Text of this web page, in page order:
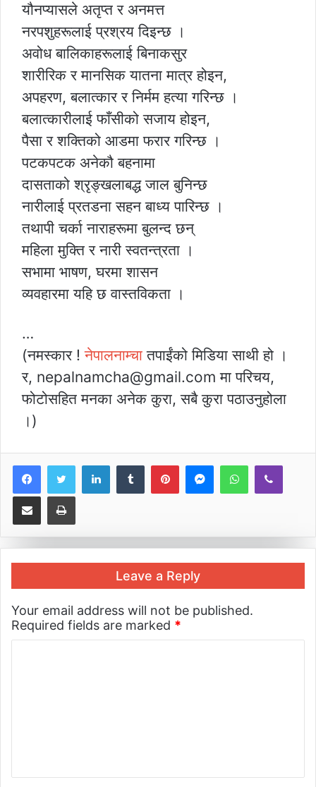
यौनप्यासले अतृप्त र अनमत्त
नरपशुहरूलाई प्रश्रय दिइन्छ ।
अवोध बालिकाहरूलाई बिनाकसुर
शारीरिक र मानसिक यातना मात्र होइन,
अपहरण, बलात्कार र निर्मम हत्या गरिन्छ ।
बलात्कारीलाई फाँसीको सजाय होइन,
पैसा र शक्तिको आडमा फरार गरिन्छ ।
पटकपटक अनेकौ बहनामा
दासताको श्रृङ्खलाबद्ध जाल बुनिन्छ
नारीलाई प्रतडना सहन बाध्य पारिन्छ ।
तथापी चर्का नाराहरूमा बुलन्द छन्
महिला मुक्ति र नारी स्वतन्त्रता ।
सभामा भाषण, घरमा शासन
व्यवहारमा यहि छ वास्तविकता ।
…
(नमस्कार !नेपालनाम्चातपाईंको मिडिया साथी हो ।
र, nepalnamcha@gmail.com मा परिचय,
फोटोसहित मनका अनेक कुरा, सबै कुरा पठाउनुहोला
।)
LinkedInTumblrPinterestMessenger
WhatsApp
Viber
Share via EmailPrint
Leave a Reply
Your email address will not be published.
Required fields are marked *